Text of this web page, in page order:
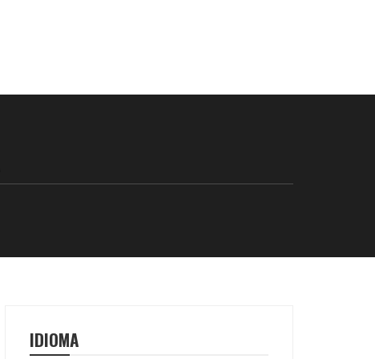
IDIOMA